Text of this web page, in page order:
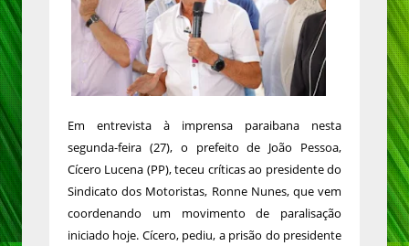
Em entrevista à imprensa paraibana nesta
segunda-feira (27), o prefeito de João Pessoa,
Cícero Lucena (PP), teceu críticas ao presidente do
Sindicato dos Motoristas, Ronne Nunes, que vem
coordenando um movimento de paralisação
iniciado hoje. Cícero, pediu, a prisão do presidente